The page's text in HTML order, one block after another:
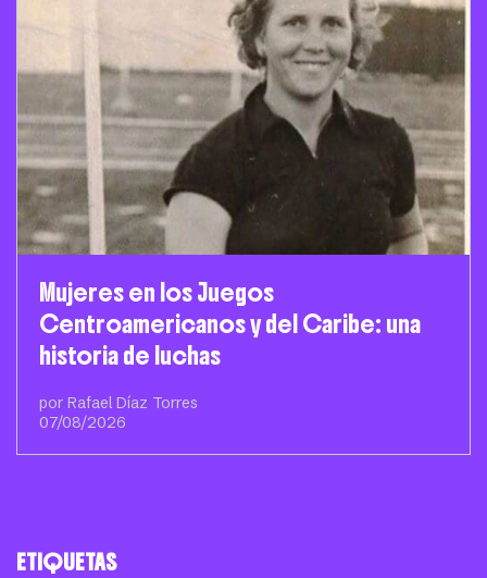
Mujeres en los Juegos
Centroamericanos y del Caribe: una
historia de luchas
por Rafael Díaz Torres
07/08/2026
ETIQUETAS